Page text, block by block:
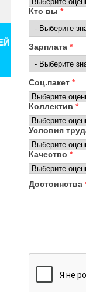
Кто вы *
Зарплата *
Соц.пакет *
Коллектив *
Условия
Качество *
Достоинства